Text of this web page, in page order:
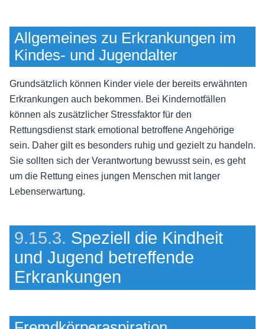
Allgemeines zu Erkrankungen im
Kindes- und Jugendalter
Grundsätzlich können Kinder viele der bereits erwähnten
Erkrankungen auch bekommen. Bei Kindernotfällen
können als zusätzlicher Stressfaktor für den
Rettungsdienst stark emotional betroffene Angehörige
sein. Daher gilt es besonders ruhig und gezielt zu handeln.
Sie sollten sich der Verantwortung bewusst sein, es geht
um die Rettung eines jungen Menschen mit langer
Lebenserwartung.
9.15.3. Speziell die Kindheit
und Jugend betreffende
Erkrankungen